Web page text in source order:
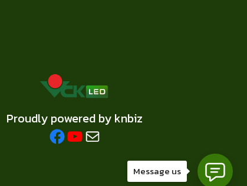
Proudly powered by knbiz
Facebook
YouTube
Mail
Message us